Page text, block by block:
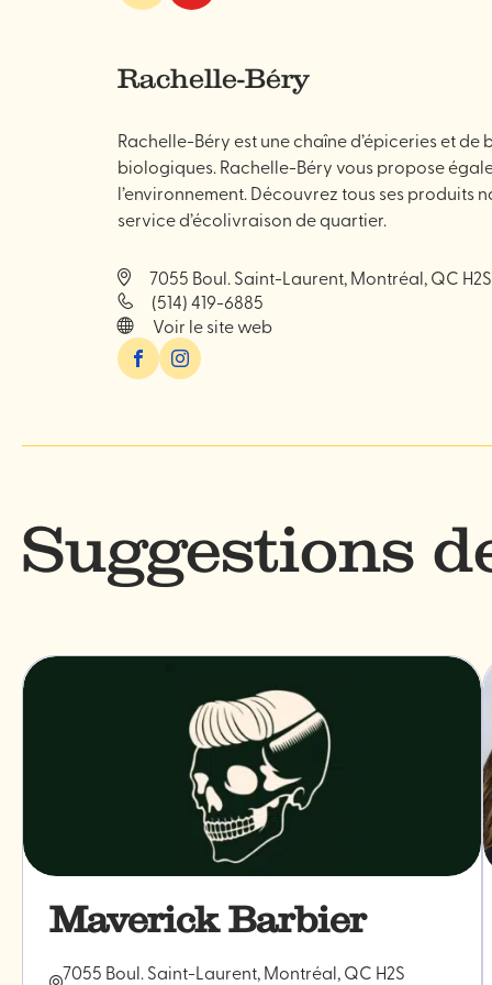
être
Rachelle-Béry
Rachelle-Béry est une chaîne d’épiceries et
biologiques. Rachelle-Béry vous propose
l’environnement. Découvrez tous ses
service d’écolivraison de quartier.
7055 Boul. Saint-Laurent, Montréal, QC H2S
(514) 419-6885
Voir le site web
FacebookInstagram
Suggestions
Maverick Barbier
7055 Boul. Saint-Laurent, Montréal, QC H2S